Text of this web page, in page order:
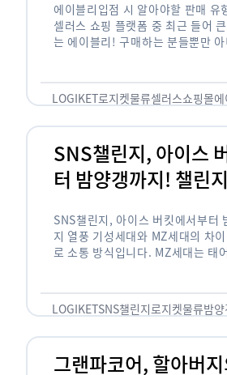
에이블리입점 시 알아야할 판매 유
셀러스 쇼핑 플랫폼 중 최근 들어
는 에이블리! 구매하는 분들뿐만
LOGIKET로지켓물류셀러스쇼핑몰
SNS챌린지, 아이스
터 밤양갱까지! 챌린
SNS챌린지, 아이스 버킷에서부터
지 열풍 기성세대와 MZ세대의 차
로 소통 방식입니다. MZ세대는 태
도 능숙한 …
LOGIKETSNS챌린지로지켓물류밤
그랜파코어, 할아버